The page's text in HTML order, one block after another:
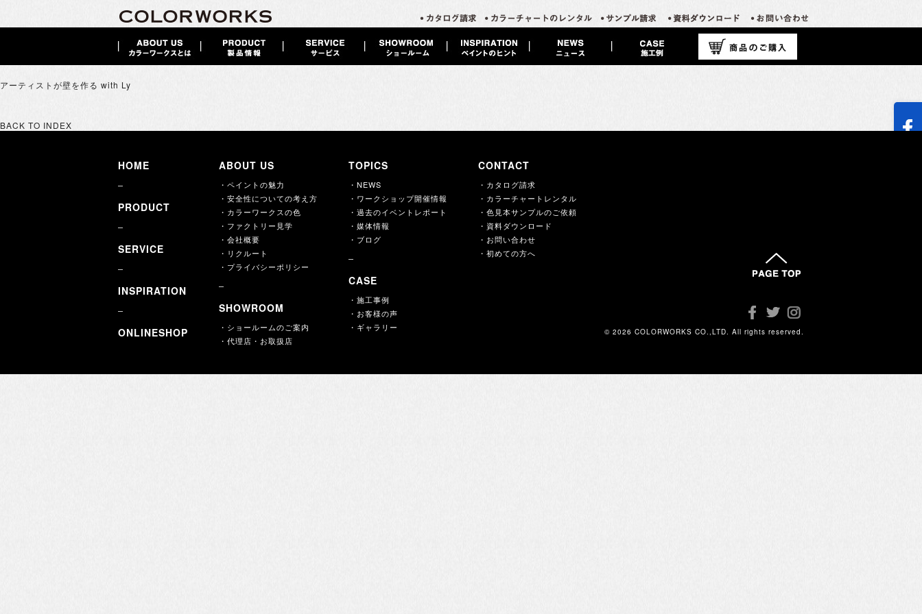
アーティストが壁を作る with Ly
BACK TO INDEX
HOME
PRODUCT
SERVICE
INSPIRATION
ONLINESHOP
ABOUT US
・ペイントの魅力
・安全性についての考え方
・カラーワークスの色
・ファクトリー見学
・会社概要
・リクルート
・プライバシーポリシー
SHOWROOM
・ショールームのご案内
・代理店・お取扱店
TOPICS
・NEWS
・ワークショップ開催情報
・過去のイベントレポート
・媒体情報
・ブログ
CASE
・施工事例
・お客様の声
・ギャラリー
CONTACT
・カタログ請求
・カラーチャートレンタル
・色見本サンプルのご依頼
・資料ダウンロード
・お問い合わせ
・初めての方へ
© 2026 COLORWORKS CO.,LTD. All rights reserved.